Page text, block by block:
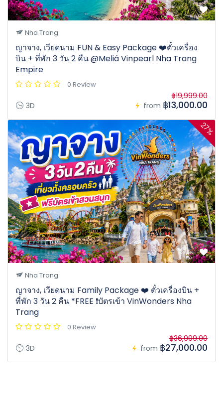
Nha Trang
ญาจาง, เวียดนาม FUN & Easy Package ❤️ตั๋วเครื่อง
บิน + ที่พัก 3 วัน 2 คืน @Meliá Vinpearl Nha Trang
Empire
0 Review
3D from
฿19,999.00
฿13,000.00
27%
Nha Trang
ญาจาง, เวียดนาม Family Package ❤️ ตั๋วเครื่องบิน +
ที่พัก 3 วัน 2 คืน *FREE ❗️บัตรเข้า VinWonders Nha
Trang
0 Review
3D from
฿36,999.00
฿27,000.00